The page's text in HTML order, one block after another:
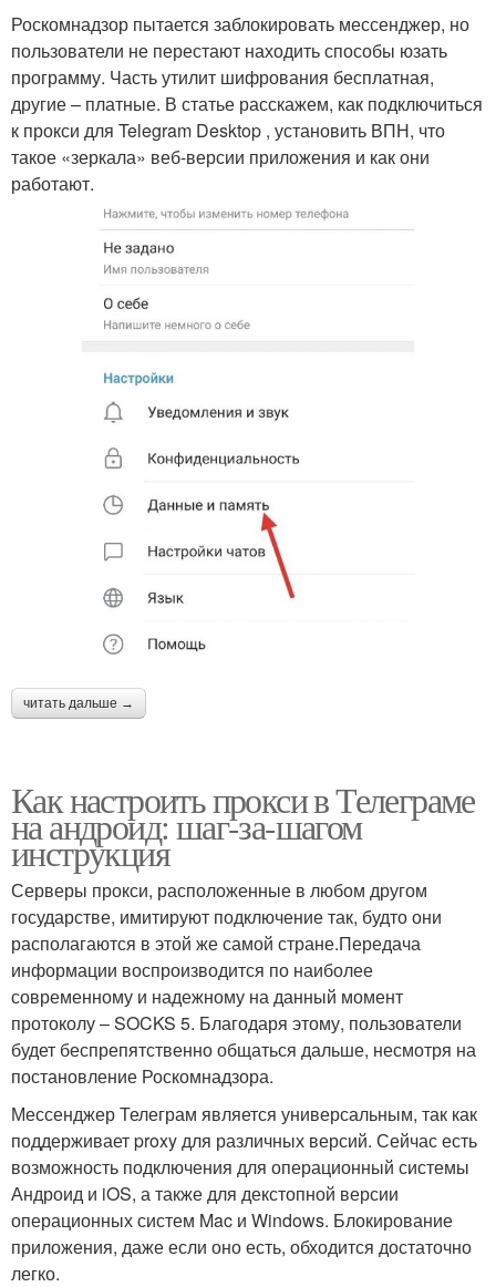
Роскомнадзор пытается заблокировать мессенджер, но
пользователи не перестают находить способы юзать
программу. Часть утилит шифрования бесплатная,
другие – платные. В статье расскажем, как подключиться
к прокси для Telegram Desktop , установить ВПН, что
такое «зеркала» веб-версии приложения и как они
работают.
читать дальше →
Как настроить прокси в Телеграме
на андроид: шаг-за-шагом
инструкция
Серверы прокси, расположенные в любом другом
государстве, имитируют подключение так, будто они
располагаются в этой же самой стране.Передача
информации воспроизводится по наиболее
современному и надежному на данный момент
протоколу – SOCKS 5. Благодаря этому, пользователи
будет беспрепятственно общаться дальше, несмотря на
постановление Роскомнадзора.
Мессенджер Телеграм является универсальным, так как
поддерживает proxy для различных версий. Сейчас есть
возможность подключения для операционный системы
Андроид и iOS, а также для декстопной версии
операционных систем Mac и Windows. Блокирование
приложения, даже если оно есть, обходится достаточно
легко.